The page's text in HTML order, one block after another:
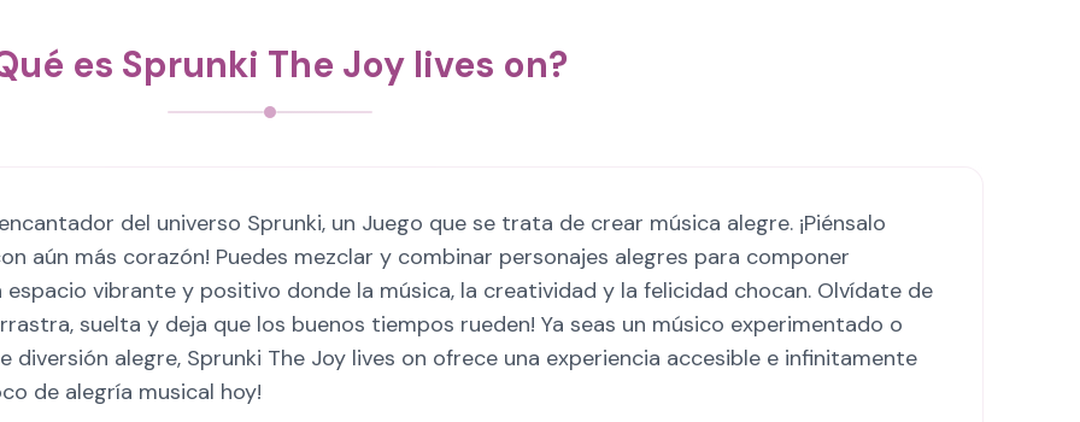
es Sprunki The Joy lives on?
del universo Sprunki, un Juego que se trata de crear música alegre. ¡Piénsalo
aún más corazón! Puedes mezclar y combinar personajes alegres para componer
espacio vibrante y positivo donde la música, la creatividad y la felicidad chocan. Olvídate de
suelta y deja que los buenos tiempos rueden! Ya seas un músico experimentado o
alegre, Sprunki The Joy lives on ofrece una experiencia accesible e infinitamente
de alegría musical hoy!